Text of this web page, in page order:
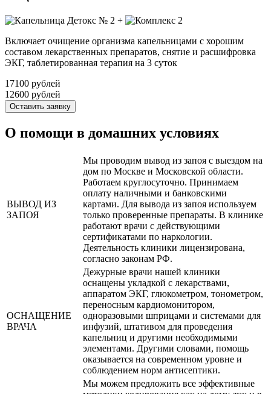
+
Включает очищение организма капельницами с хорошим
составом лекарственных препаратов, снятие и расшифровка
ЭКГ, таблетированная терапия на 3 суток
17100 рублей
12600 рублей
Оставить заявку
О помощи в домашних условиях
ВЫВОД ИЗ
ЗАПОЯ
Мы проводим вывод из запоя с выездом на
дом по Москве и Московской области.
Работаем круглосуточно. Принимаем
оплату наличными и банковскими
картами. Для вывода из запоя используем
только проверенные препараты. В клинике
работают врачи с действующими
сертификатами по наркологии.
Деятельность клиники лицензирована,
согласно законам РФ.
ОСНАЩЕНИЕ
ВРАЧА
Дежурные врачи нашей клиники
оснащены укладкой с лекарствами,
аппаратом ЭКГ, глюкометром, тонометром,
переносным кардиомонитором,
одноразовыми шприцами и системами для
инфузий, штативом для проведения
капельниц и другими необходимыми
элементами. Другими словами, помощь
оказывается на современном уровне и
соблюдением норм антисептики.
Мы можем предложить все эффективные